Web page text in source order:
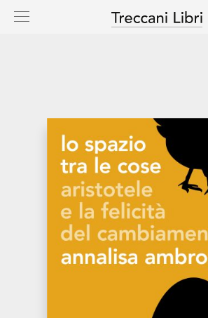
CATALOGO
AUTORI
NOVITÀ
IN USCITA
RIGHTS